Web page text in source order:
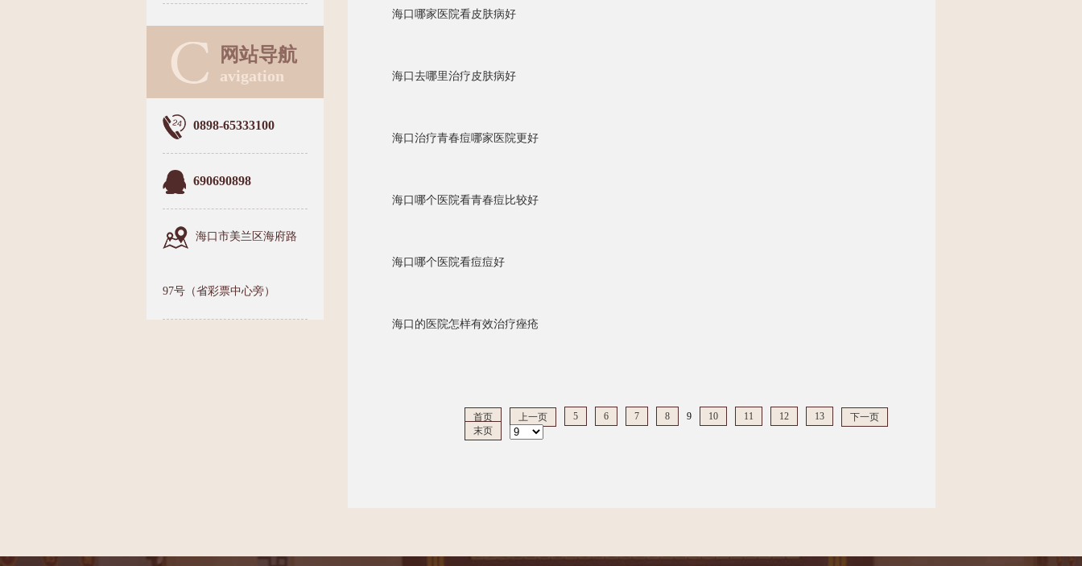
网站导航
avigation
0898-65333100
690690898
海口市美兰区海府路
97号（省彩票中心旁）
海口哪家医院看皮肤病好
海口去哪里治疗皮肤病好
海口治疗青春痘哪家医院更好
海口哪个医院看青春痘比较好
海口哪个医院看痘痘好
海口的医院怎样有效治疗痤疮
首页 上一页 5 6 7 8 9 10 11 12 13
下一页
末页